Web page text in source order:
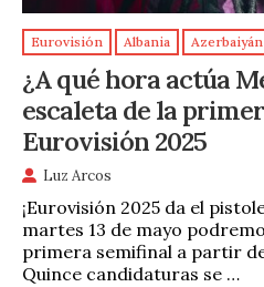
Eurovisión Albania Azerbaiyán
¿A qué hora actúa
escaleta de la
Eurovisión 2025
Luz Arcos
¡Eurovisión 2025 da el
martes 13 de mayo
primera semifinal a partir de
Quince candidaturas se …